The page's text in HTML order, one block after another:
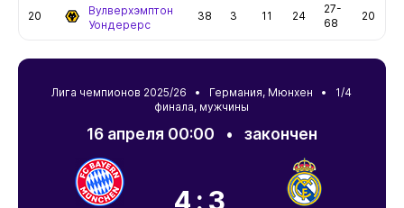
20
Вулверхэмптон
Уондерерс
38 3 11 24
27-
68
20
Лига чемпионов 2025/26 • Германия, Мюнхен • 1/4
финала, мужчины
16 апреля 00:00 • закончен
4:3